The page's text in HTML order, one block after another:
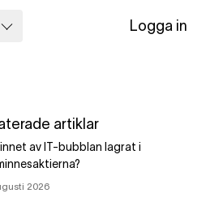
Logga in
artiklar
av IT-bubblan lagrat i
2026